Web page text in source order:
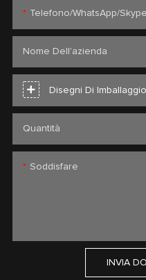
Telefono/WhatsApp/Skype
Nome Dell'azienda
Disegni Di Imballaggio
Quantità
Soddisfare
INVIA